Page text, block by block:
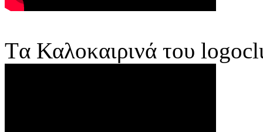
Tα Καλοκαιρινά του